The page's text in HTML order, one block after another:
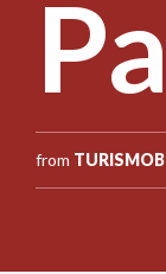
from